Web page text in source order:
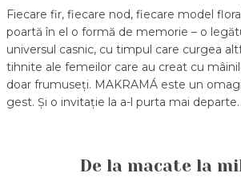
Fiecare fir, fiecare nod, fiecare model
poartă în el o formă de memorie – o
universul casnic, cu timpul care curgea
tihnite ale femeilor care au creat cu
doar frumuseți. MAKRAMÁ este un
gest. Și o invitație la a-l purta mai departe.
De la macate la